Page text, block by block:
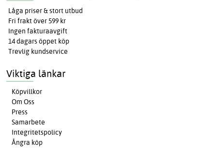
Låga priser & stort utbud
Fri frakt över 599 kr
Ingen fakturaavgift
14 dagars öppet köp
Trevlig kundservice
Viktiga länkar
Köpvillkor
Om Oss
Press
Samarbete
Integritetspolicy
Ångra köp